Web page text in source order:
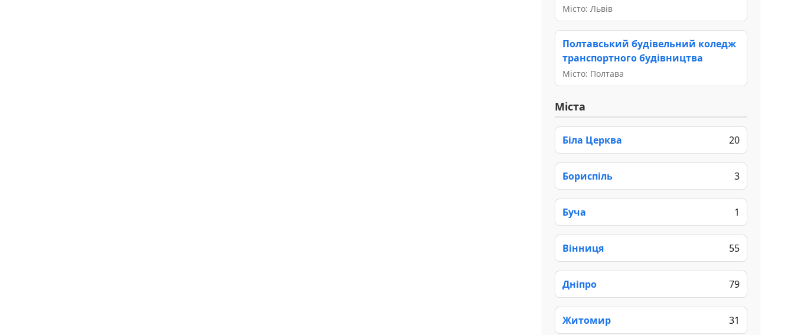
Місто: Львів
Полтавський будівельний коледж
транспортного будівництва
Місто: Полтава
Міста
Біла Церква 20
Бориспіль 3
Буча 1
Вінниця 55
Дніпро 79
Житомир 31